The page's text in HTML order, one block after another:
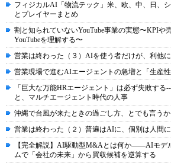
フィジカルAI「物流テック」米、欧、中、日、
とプレイヤーまとめ
割と知られていないYouTube事業の実態〜KPIや
YouTubeを理解する〜
営業は終わった（３）AIを使う者だけが、利他
営業現場で進むAIエージェントの急増と「生産
「巨大な万能HRエージェント」は必ず失敗する
と、マルチエージェント時代の人事
沖縄で台風が来たときの過ごし方、とでも言うか
営業は終わった（２）普遍はAIに、個別は人間に
【完全解説】AI駆動型M&Aとは何か――AIモデ
ムで「会社の未来」から買収候補を逆算する